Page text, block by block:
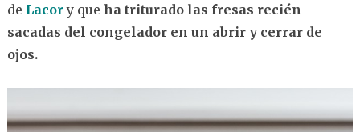
de Lacory que ha triturado las fresas recién
sacadas del congelador en un abrir y cerrar de
ojos.